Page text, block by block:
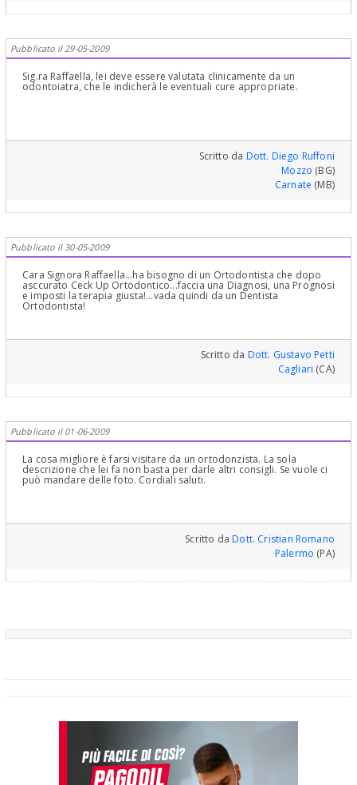
Pubblicato il 29-05-2009
Sig.ra Raffaella, lei deve essere valutata clinicamente da un
odontoiatra, che le indicherà le eventuali cure appropriate.
Scritto da Dott. Diego Ruffoni
Mozzo (BG)
Carnate (MB)
Pubblicato il 30-05-2009
Cara Signora Raffaella...ha bisogno di un Ortodontista che dopo
asccurato Ceck Up Ortodontico...faccia una Diagnosi, una Prognosi
e imposti la terapia giusta!...vada quindi da un Dentista
Ortodontista!
Scritto da Dott. Gustavo Petti
Cagliari (CA)
Pubblicato il 01-06-2009
La cosa migliore è farsi visitare da un ortodonzista. La sola
descrizione che lei fa non basta per darle altri consigli. Se vuole ci
può mandare delle foto. Cordiali saluti.
Scritto daDott. Cristian Romano
Palermo (PA)